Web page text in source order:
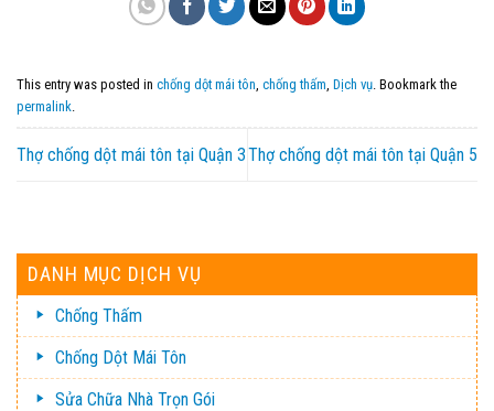
This entry was posted in chống dột mái tôn chống thấm Dịch vụ . Bookmark the
permalink
Thợ chống dột mái tôn tại Quận 3Thợ chống dột mái tôn tại Quận 5
DANH MỤC DỊCH VỤ
Chống Thấm
Chống Dột Mái Tôn
Sửa Chữa Nhà Trọn Gói